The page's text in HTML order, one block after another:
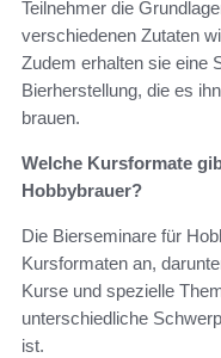
Teilnehmer die
verschiedenen Zutaten
Zudem erhalten sie eine
Bierherstellung, die es
brauen.
Welche Kursformate
Hobbybrauer?
Die Bierseminare für
Kursformaten an,
Kurse und spezielle
unterschiedliche
ist.